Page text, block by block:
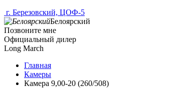
г. Березовский, ЦОФ-5
Белоярский
Позвоните мне
Официальный дилер
Long March
Главная
Камеры
Камера 9,00-20 (260/508)